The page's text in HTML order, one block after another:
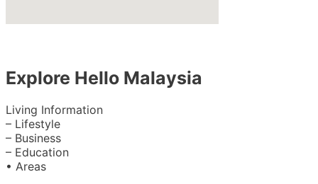
Explore Hello Malaysia
Living Information
– Lifestyle
– Business
– Education
• Areas